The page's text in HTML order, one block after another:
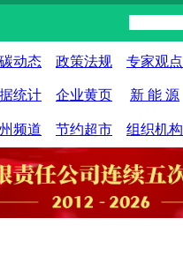
动态 政策法规 专家观点
统计 企业黄页 新 能 源
频道 节约超市 组织机构